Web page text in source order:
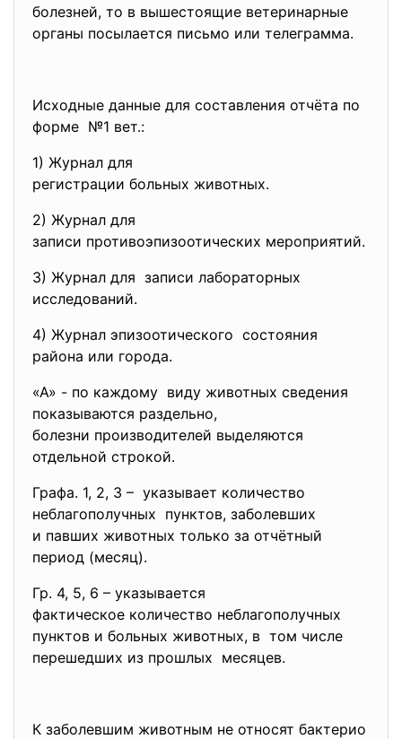
болезней, то в вышестоящие ветеринарные
органы посылается письмо или телеграмма.
Исходные данные для составления отчёта по
форме №1 вет.:
1) Журнал для
регистрации больных животных.
2) Журнал для
записи противоэпизоотических мероприятий.
3) Журнал для записи лабораторных
исследований.
4) Журнал эпизоотического состояния
района или города.
«А» - по каждому виду животных сведения
показываются раздельно,
болезни производителей выделяются
отдельной строкой.
Графа. 1, 2, 3 – указывает количество
неблагополучных пунктов, заболевших
и павших животных только за отчётный
период (месяц).
Гр. 4, 5, 6 – указывается
фактическое количество неблагополучных
пунктов и больных животных, в том числе
перешедших из прошлых месяцев.
К заболевшим животным не относят бактерио